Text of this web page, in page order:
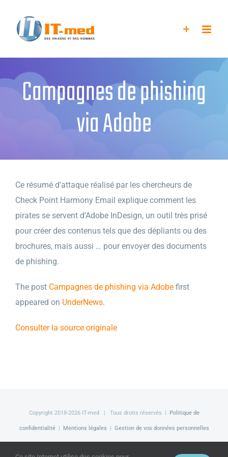
contenu
Campagnes de phishing
via Adobe
Ce résumé d’attaque réalisé par les chercheurs de
Check Point Harmony Email explique comment les
pirates se servent d’Adobe InDesign, un outil très prisé
pour créer des contenus tels que des dépliants ou des
brochures, mais aussi … pour envoyer des documents
de phishing.
The post Campagnes de phishing via Adobe first
appeared on UnderNews.
Consulter la source originale
Copyright 2018-2026 IT-med | Tous droits réservés | Politique de
confidentialité| Mentions légales | Gestion de vos données personnelles